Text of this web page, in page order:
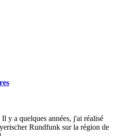
y a quelques années, j'ai réalisé
Rundfunk sur la région de